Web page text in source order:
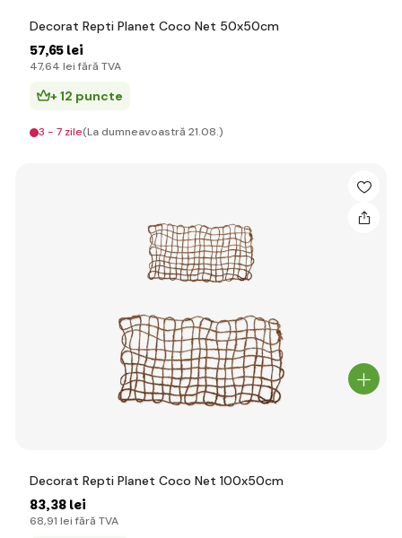
Decorat Repti Planet Coco Net 50x50cm
57,65 lei
47,64 lei fără TVA
+ 12 puncte
3 - 7 zile(La dumneavoastră 21.08.)
Decorat Repti Planet Coco Net 100x50cm
83,38 lei
68,91 lei fără TVA